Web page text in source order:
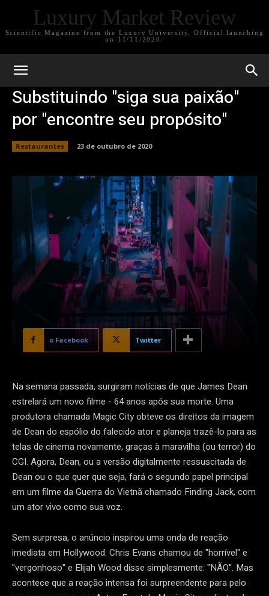
Luxury Market Review
Scientific Magazine from the Luxury University. Official launching
on 11/11/2020.
Substituindo "siga sua paixão"
por "encontre seu propósito"
Restaurantes 23 de outubro de 2020
o Facebook Twitter
Na semana passada, surgiram notícias de que James Dean
estrelará um novo filme - 64 anos após sua morte. Uma
produtora chamada Magic City obteve os direitos da imagem
de Dean do espólio do falecido ator e planeja trazê-lo para as
telas de cinema novamente, graças à maravilha (ou terror) do
CGI. Agora, Dean, ou a versão digitalmente ressuscitada de
Dean ou o que quer que seja, fará o segundo papel principal
em um filme da Guerra do Vietnã chamado Finding Jack, com
um ator vivo como sua voz.
Sem surpresa, o anúncio inspirou uma onda de reação
imediata em Hollywood. Chris Evans chamou de "horrível" e
"vergonhoso" e Elijah Wood disse simplesmente: "NÃO". Mas
acontece que a reação intensa foi surpreendente para pelo